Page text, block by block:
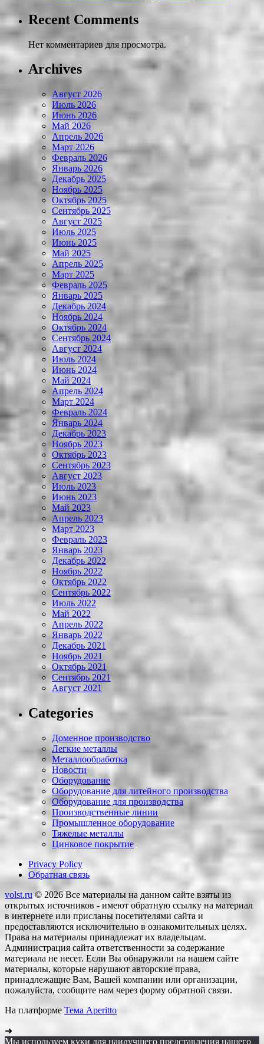
Recent Comments
Нет комментариев для просмотра.
Archives
Август 2026
Июль 2026
Июнь 2026
Май 2026
Апрель 2026
Март 2026
Февраль 2026
Январь 2026
Декабрь 2025
Ноябрь 2025
Октябрь 2025
Сентябрь 2025
Август 2025
Июль 2025
Июнь 2025
Май 2025
Апрель 2025
Март 2025
Февраль 2025
Январь 2025
Декабрь 2024
Ноябрь 2024
Октябрь 2024
Сентябрь 2024
Август 2024
Июль 2024
Июнь 2024
Май 2024
Апрель 2024
Март 2024
Февраль 2024
Январь 2024
Декабрь 2023
Ноябрь 2023
Октябрь 2023
Сентябрь 2023
Август 2023
Июль 2023
Июнь 2023
Май 2023
Апрель 2023
Март 2023
Февраль 2023
Январь 2023
Декабрь 2022
Ноябрь 2022
Октябрь 2022
Сентябрь 2022
Июль 2022
Май 2022
Апрель 2022
Январь 2022
Декабрь 2021
Ноябрь 2021
Октябрь 2021
Сентябрь 2021
Август 2021
Categories
Доменное производство
Легкие металлы
Металлообработка
Новости
Оборудование
Оборудование для литейного производства
Оборудование для производства
Производственные линии
Промышленное оборудование
Тяжелые металлы
Цинковое покрытие
Privacy Policy
Обратная связь
volst.ru© 2026 Все материалы на данном сайте взяты из
открытых источников - имеют обратную ссылку на материал
в интернете или присланы посетителями сайта и
предоставляются исключительно в ознакомительных целях.
Права на материалы принадлежат их владельцам.
Администрация сайта ответственности за содержание
материала не несет. Если Вы обнаружили на нашем сайте
материалы, которые нарушают авторские права,
принадлежащие Вам, Вашей компании или организации,
пожалуйста, сообщите нам через форму обратной связи.
На платформе Тема Aperitto
➜
Мы используем куки для наилучшего представления нашего